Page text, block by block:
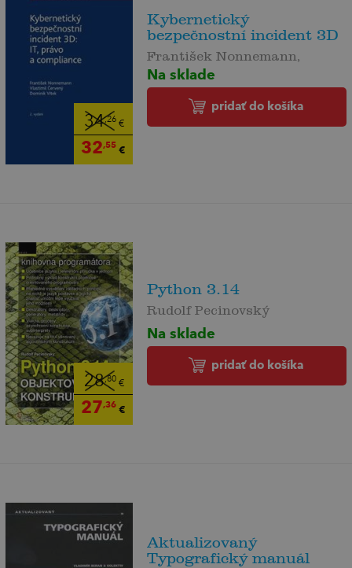
34,26€
32,55€
Kybernetický
bezpečnostní incident 3D
František Nonnemann,
Na sklade
pridať do košíka
28,80€
27,36€
Python 3.14
Rudolf Pecinovský
Na sklade
pridať do košíka
Aktualizovaný
Typografický manuál